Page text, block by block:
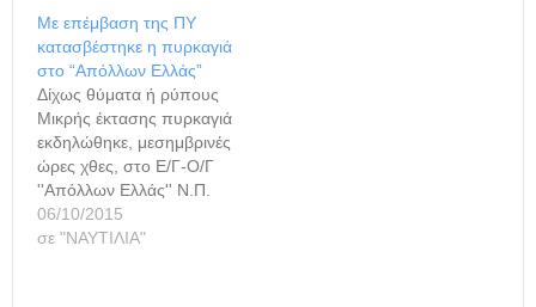
Με επέμβαση της ΠΥ
κατασβέστηκε η πυρκαγιά
στο “Απόλλων Ελλάς”
Δίχως θύματα ή ρύπους
Μικρής έκτασης πυρκαγιά
εκδηλώθηκε, μεσημβρινές
ώρες χθες, στο Ε/Γ-Ο/Γ
''Απόλλων Ελλάς'' Ν.Π.
10631, το οποίο
ελλιμενιζόταν στο νέο
06/10/2015
σε "ΝΑΥΤΙΛΙΑ"